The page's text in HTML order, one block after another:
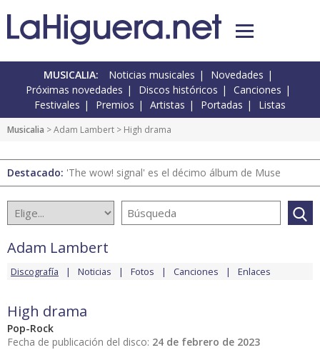
MUSICALIA: Noticias musicales
Novedades
Próximas novedades
Discos históricos
Canciones
Festivales
Premios Artistas Portadas Listas
Musicalia >Adam Lambert > High drama
Destacado: 'The wow! signal' es el décimo álbum de Muse
Adam Lambert
Discografía Noticias Fotos Canciones Enlaces
High drama
Pop-Rock
Fecha de publicación del disco: 24 de febrero de 2023